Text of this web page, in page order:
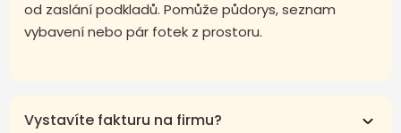
od zaslání podkladů. Pomůže půdorys, seznam
vybavení nebo pár fotek z prostoru.
Vystavíte fakturu na firmu?